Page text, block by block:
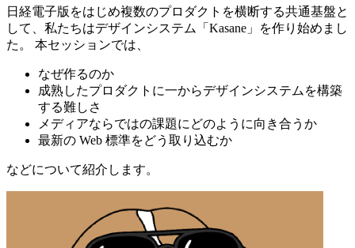
日経電子版をはじめ複数のプロダクトを横断する共通基盤と
して、私たちはデザインシステム「Kasane」を作り始めまし
た。 本セッションでは、
なぜ作るのか
成熟したプロダクトに一からデザインシステムを構築
する難しさ
メディアならではの課題にどのように向き合うか
最新の Web 標準をどう取り込むか
などについて紹介します。